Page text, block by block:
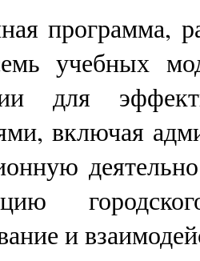
программа,
учебных
для
включая
и